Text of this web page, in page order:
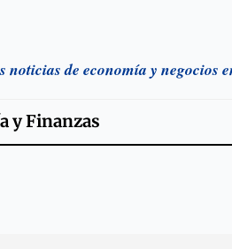
noticias de economía y negocios
y Finanzas